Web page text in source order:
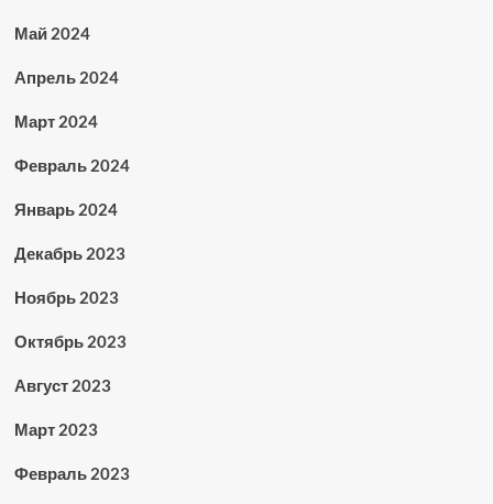
Май 2024
Апрель 2024
Март 2024
Февраль 2024
Январь 2024
Декабрь 2023
Ноябрь 2023
Октябрь 2023
Август 2023
Март 2023
Февраль 2023